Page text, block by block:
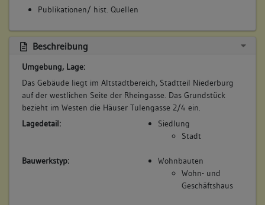
Publikationen/ hist. Quellen
Beschreibung
Umgebung, Lage:
Das Gebäude liegt im Altstadtbereich, Stadtteil Niederburg
auf der westlichen Seite der Rheingasse. Das Grundstück
bezieht im Westen die Häuser Tulengasse 2/4 ein.
Lagedetail:
Siedlung
Stadt
Bauwerkstyp:
Wohnbauten
Wohn- und
Geschäftshaus